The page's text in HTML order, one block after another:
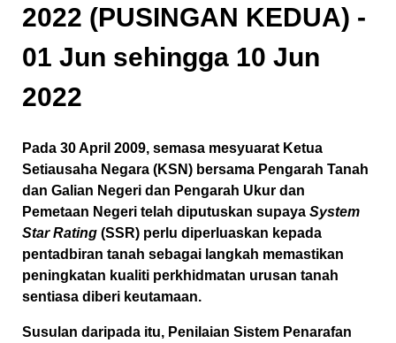
2022 (PUSINGAN KEDUA) -
01 Jun sehingga 10 Jun
2022
Pada 30 April 2009, semasa mesyuarat Ketua
Setiausaha Negara (KSN) bersama Pengarah Tanah
dan Galian Negeri dan Pengarah Ukur dan
Pemetaan Negeri telah diputuskan supaya System
Star Rating (SSR) perlu diperluaskan kepada
pentadbiran tanah sebagai langkah memastikan
peningkatan kualiti perkhidmatan urusan tanah
sentiasa diberi keutamaan.
Susulan daripada itu, Penilaian Sistem Penarafan